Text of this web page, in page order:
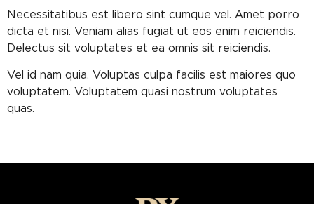
Necessitatibus est libero sint cumque vel. Amet porro
dicta et nisi. Veniam alias fugiat ut eos enim reiciendis.
Delectus sit voluptates et ea omnis sit reiciendis.
Vel id nam quia. Voluptas culpa facilis est maiores quo
voluptatem. Voluptatem quasi nostrum voluptates
quas.